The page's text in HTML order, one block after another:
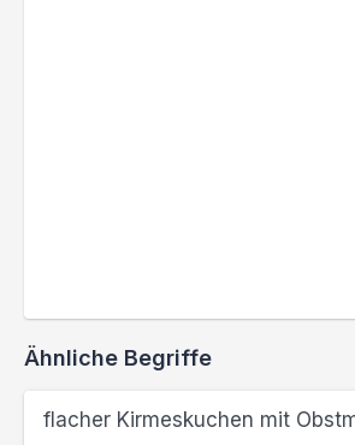
Ähnliche Begriffe
flacher Kirmeskuchen mit